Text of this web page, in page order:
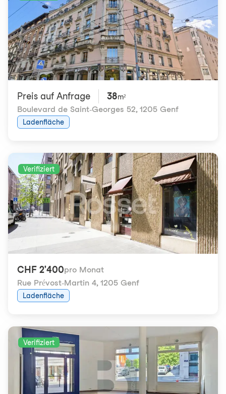
Preis auf Anfrage 38m²
Boulevard de Saint-Georges 52, 1205 Genf
Ladenfläche
Verifiziert
CHF 2'400pro Monat
Rue Prévost-Martin 4, 1205 Genf
Ladenfläche
Verifiziert